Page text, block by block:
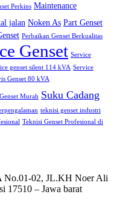
Perkins Maintenance
jalan Noken As Part Genset
Perbaikan Genset Berkualitas
Genset Service
genset silent 114 kVA Service
Genset 80 kVA
Murah Suku Cadang
teknisi genset industri
Teknisi Genset Profesional di
No.01-02, JL.KH Noer Ali
17510 – Jawa barat